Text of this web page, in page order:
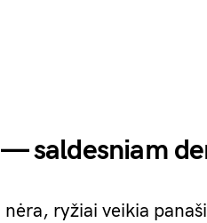
— saldesniam
nėra, ryžiai veikia